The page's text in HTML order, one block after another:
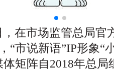
市场监管总局官
“市说新语”IP形象“
矩阵自2018年总局